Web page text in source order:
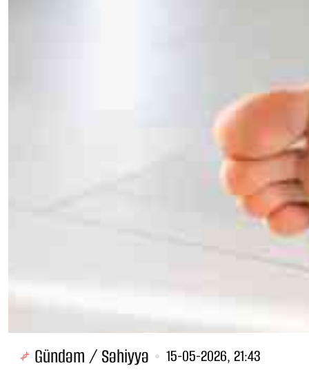
Gündəm / Səhiyyə 15-05-2026, 21:43